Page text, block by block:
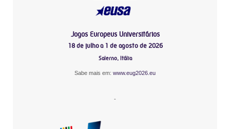
Jogos Europeus Universitários
18 de julho a 1 de agosto de 2026
Salerno, Itália
Sabe mais em: www.eug2026.eu
-